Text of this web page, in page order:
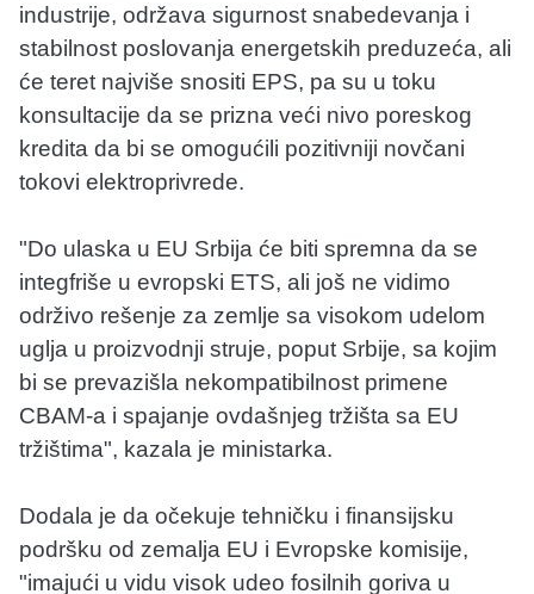
industrije, održava sigurnost snabedevanja i
stabilnost poslovanja energetskih preduzeća, ali
će teret najviše snositi EPS, pa su u toku
konsultacije da se prizna veći nivo poreskog
kredita da bi se omogućili pozitivniji novčani
tokovi elektroprivrede.
"Do ulaska u EU Srbija će biti spremna da se
integfriše u evropski ETS, ali još ne vidimo
održivo rešenje za zemlje sa visokom udelom
uglja u proizvodnji struje, poput Srbije, sa kojim
bi se prevazišla nekompatibilnost primene
CBAM-a i spajanje ovdašnjeg tržišta sa EU
tržištima", kazala je ministarka.
Dodala je da očekuje tehničku i finansijsku
podršku od zemalja EU i Evropske komisije,
"imajući u vidu visok udeo fosilnih goriva u